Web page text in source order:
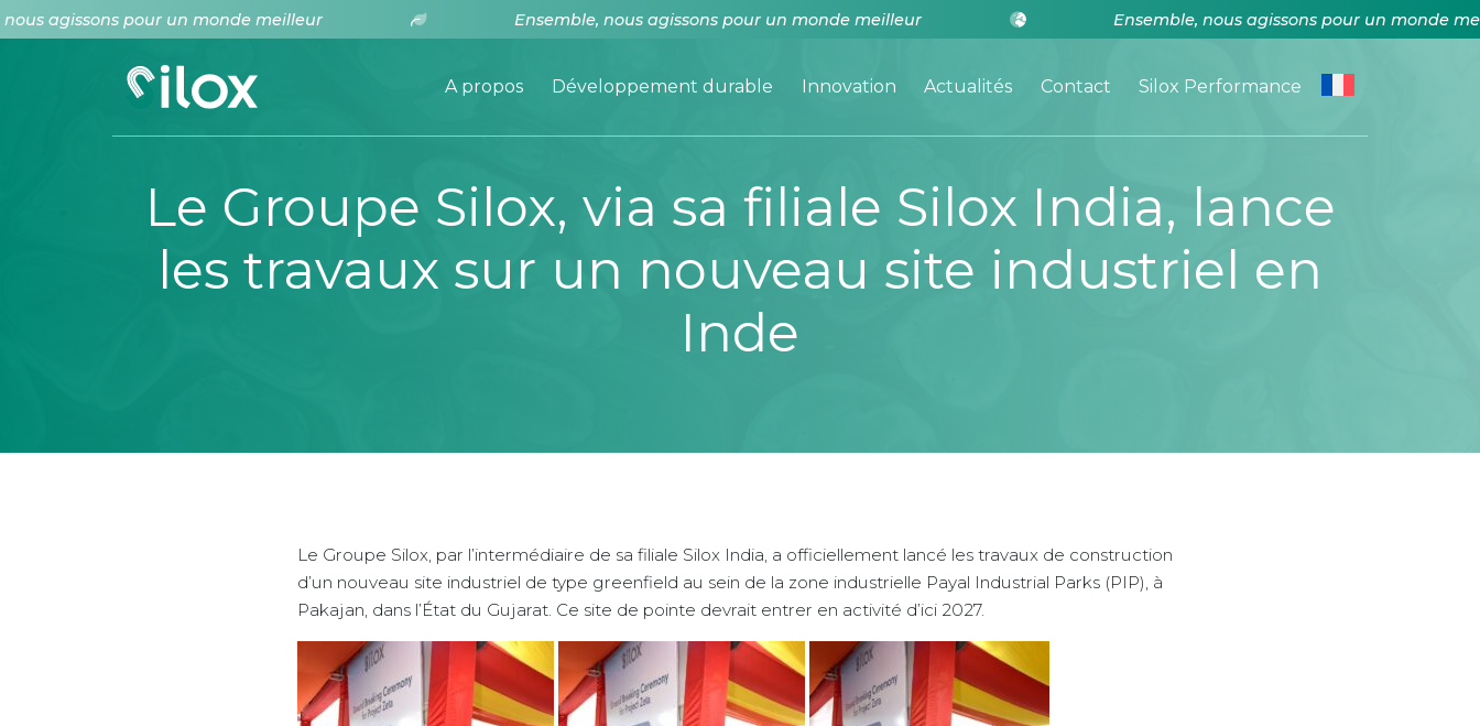
agissons pour un monde meilleur Ensemble, nous agissons pour un monde meilleur Ensemble, nous agissons pour un monde
A propos Développement durable Innovation Actualités Contact Silox Performance
Le Groupe Silox, via sa filiale Silox India, lance
les travaux sur un nouveau site industriel en
Inde
Le Groupe Silox, par l’intermédiaire de sa filiale Silox India, a officiellement lancé les travaux de construction
d’un nouveau site industriel de type greenfield au sein de la zone industrielle Payal Industrial Parks (PIP), à
Pakajan, dans l’État du Gujarat. Ce site de pointe devrait entrer en activité d’ici 2027.